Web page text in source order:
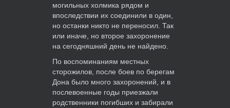
могильных холмика рядом и
впоследствии их соединили в один,
но останки никто не переносил. Так
или иначе, но второе захоронение
на сегодняшний день не найдено.
По воспоминаниям местных
сторожилов, после боев по берегам
Дона было много захоронений, и в
послевоенные годы приезжали
родственники погибших и забирали